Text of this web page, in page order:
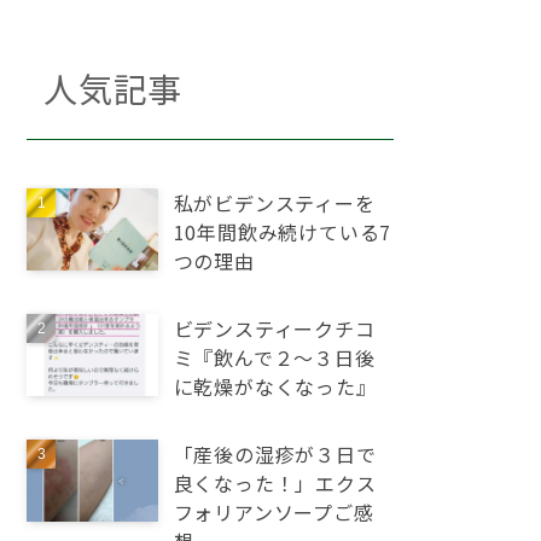
人気記事
私がビデンスティーを
10年間飲み続けている7
つの理由
ビデンスティークチコ
ミ『飲んで２～３日後
に乾燥がなくなった』
「産後の湿疹が３日で
良くなった！」エクス
フォリアンソープご感